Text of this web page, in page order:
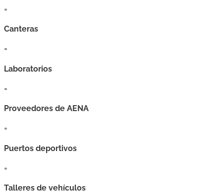
=
Canteras
=
Laboratorios
=
Proveedores de AENA
=
Puertos deportivos
=
Talleres de vehículos